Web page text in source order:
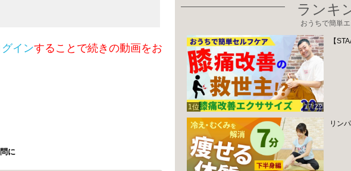
グインすることで続きの動画をお
に
ランキ
おうちで簡単
1位 17:22
【
リン